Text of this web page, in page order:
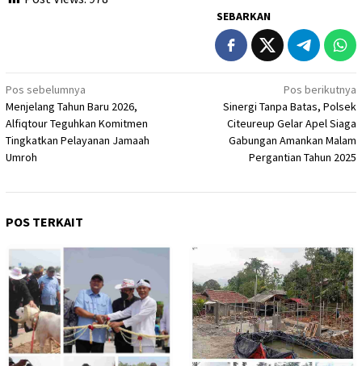
SEBARKAN
Navigasi
pos
Pos sebelumnya
Menjelang Tahun Baru 2026,
Alfiqtour Teguhkan Komitmen
Tingkatkan Pelayanan Jamaah
Umroh
Pos berikutnya
Sinergi Tanpa Batas, Polsek
Citeureup Gelar Apel Siaga
Gabungan Amankan Malam
Pergantian Tahun 2025
POS TERKAIT